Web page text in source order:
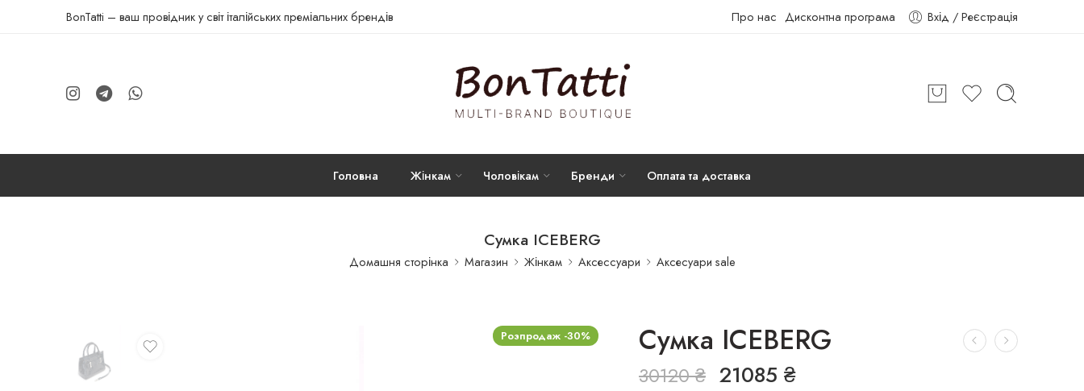
BonTatti – ваш провідник у світ італійських преміальних брендів Про нас Дисконтна програма Вхід / Реєстрація
Головна Жінкам Чоловікам Бренди Оплата та доставка
Сумка ICEBERG
Домашня сторінка Магазин Жінкам Аксессуари Аксесуари sale
Розпродаж -30% Сумка ICEBERG
30120₴ 21085 ₴